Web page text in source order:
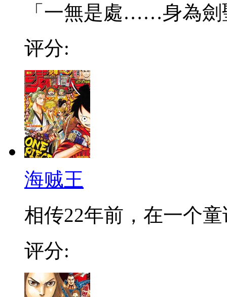
「一無是處……身為劍
评分:
海贼王
相传22年前，在一个
评分: